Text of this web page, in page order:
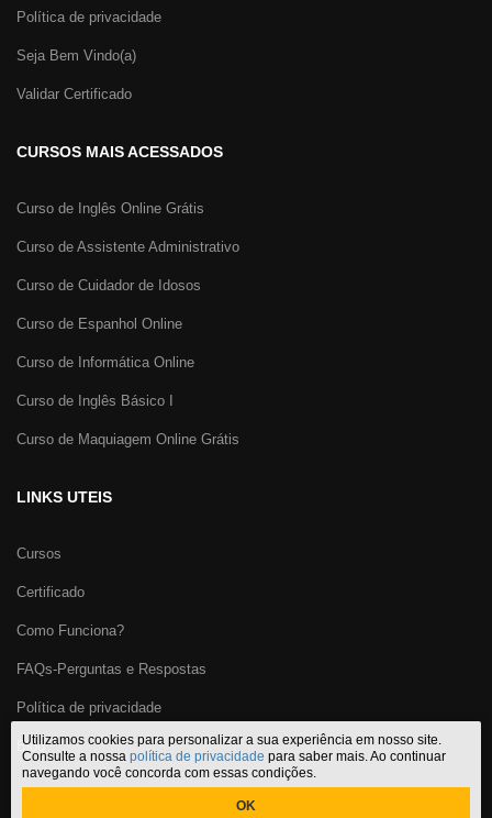
Política de privacidade
Seja Bem Vindo(a)
Validar Certificado
CURSOS MAIS ACESSADOS
Curso de Inglês Online Grátis
Curso de Assistente Administrativo
Curso de Cuidador de Idosos
Curso de Espanhol Online
Curso de Informática Online
Curso de Inglês Básico I
Curso de Maquiagem Online Grátis
LINKS UTEIS
Cursos
Certificado
Como Funciona?
FAQs-Perguntas e Respostas
Política de privacidade
Blog
Utilizamos cookies para personalizar a sua experiência em nosso site.
Consulte a nossa política de privacidade para saber mais. Ao continuar
navegando você concorda com essas condições.
OK